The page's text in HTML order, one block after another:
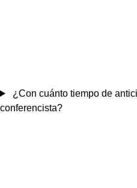
¿Con cuánto tiempo de
conferencista?